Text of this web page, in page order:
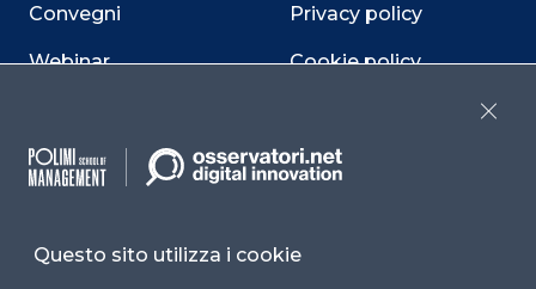
Convegni
Webinar
Privacy policy
Cookie policy
Dichiarazione di
accessibilità
Questo sito utilizza i cookie